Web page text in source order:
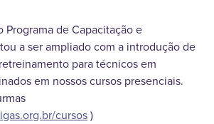
Programa de Capacitação e
a ser ampliado com a introdução de
para técnicos em
em nossos cursos presenciais.
cursos)